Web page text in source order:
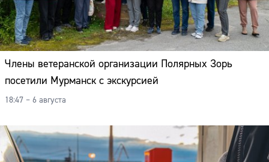
Члены ветеранской организации Полярных Зорь
посетили Мурманск с экскурсией
18:47 – 6 августа